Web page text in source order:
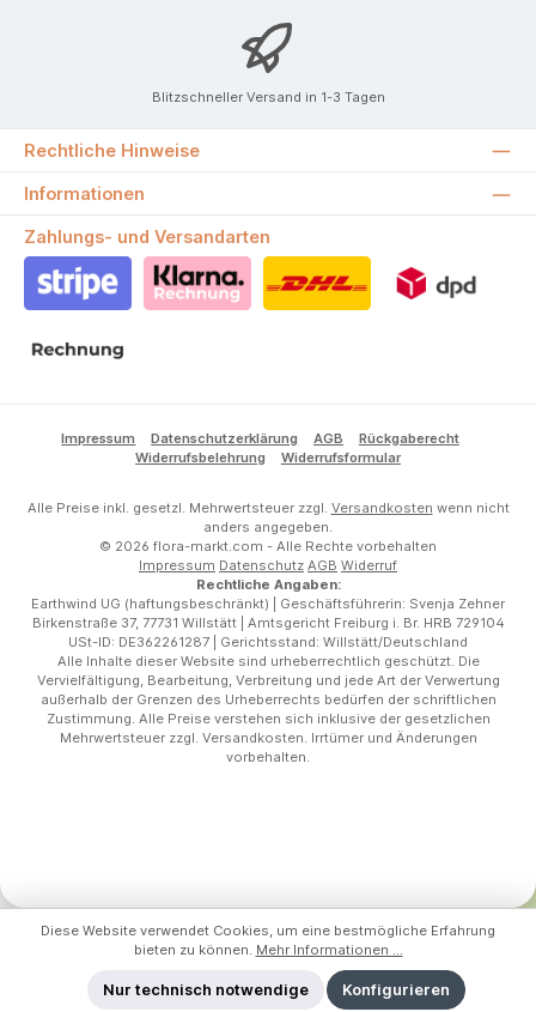
Blitzschneller Versand in 1-3 Tagen
Rechtliche Hinweise
Informationen
Zahlungs- und Versandarten
Impressum Datenschutzerklärung AGB
Rückgaberecht
Widerrufsbelehrung
Widerrufsformular
Alle Preise inkl. gesetzl. Mehrwertsteuer zzgl. Versandkosten wenn nicht
anders angegeben.
© 2026 flora-markt.com - Alle Rechte vorbehalten
Impressum Datenschutz AGB Widerruf
Rechtliche Angaben:
Earthwind UG (haftungsbeschränkt) | Geschäftsführerin: Svenja Zehner
Birkenstraße 37, 77731 Willstätt | Amtsgericht Freiburg i. Br. HRB 729104
USt-ID: DE362261287 | Gerichtsstand: Willstätt/Deutschland
Alle Inhalte dieser Website sind urheberrechtlich geschützt. Die
Vervielfältigung, Bearbeitung, Verbreitung und jede Art der Verwertung
außerhalb der Grenzen des Urheberrechts bedürfen der schriftlichen
Zustimmung. Alle Preise verstehen sich inklusive der gesetzlichen
Mehrwertsteuer zzgl. Versandkosten. Irrtümer und Änderungen
vorbehalten.
Diese Website verwendet Cookies, um eine bestmögliche Erfahrung
bieten zu können. Mehr Informationen ...
Nur technisch notwendige Konfigurieren